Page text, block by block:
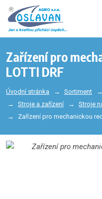
Zařízení pro
LOTTI DRF
Úvodní stránka Sortiment
Stroje a zařízení
Stroje
Zařízení pro mechanickou